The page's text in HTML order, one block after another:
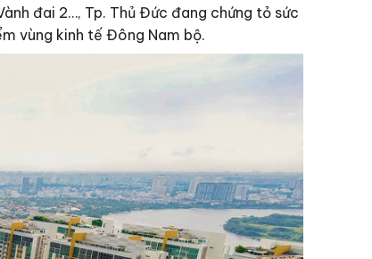
đai 2…, Tp. Thủ Đức đang chứng tỏ sức
vùng kinh tế Đông Nam bộ.